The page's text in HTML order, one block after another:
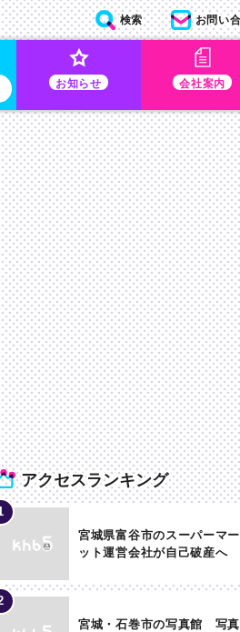
お知らせ 会社案内
検索 お問い
アクセスランキング
宮城県富谷市のスーパーマ
ット運営会社が自己破産へ
宮城・石巻市の写真館 写